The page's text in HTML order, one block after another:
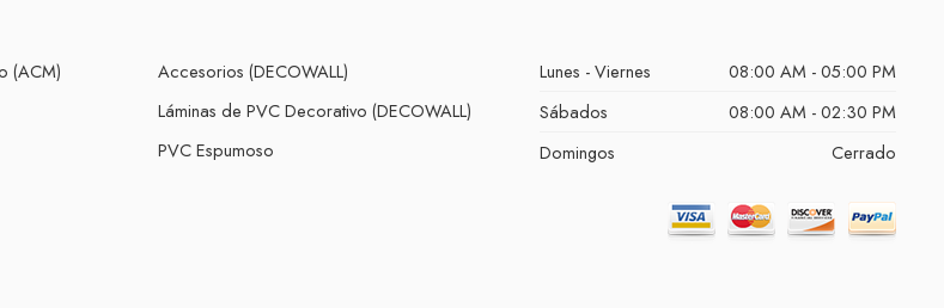
(ACM)
Accesorios (DECOWALL)
Láminas de PVC Decorativo (DECOWALL)
PVC Espumoso
Lunes - Viernes
08:00 AM - 05:00 PM
Sábados
08:00 AM - 02:30 PM
Domingos
Cerrado